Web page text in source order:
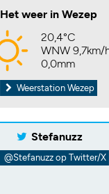
Het weer in Wezep
20,4°C
WNW 9,7km/
0,0mm
Weerstation Wezep
Stefanuzz
@Stefanuzz op Twitter/X